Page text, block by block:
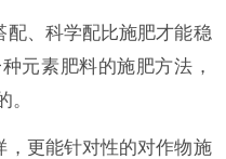
、科学配比施肥才能稳
元素肥料的施肥方法，
。
，更能针对性的对作物施